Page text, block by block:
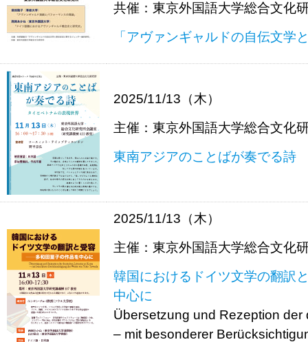
共催：東京外国語大学総合文化
「アヴァンギャルドの自伝文学
2025/11/13（木）
主催：東京外国語大学総合文化
東南アジアのことばが奏でる詩
2025/11/13（木）
主催：東京外国語大学総合文化
韓国におけるドイツ文学の翻訳
中心に
Übersetzung und Rezeption
– mit besonderer